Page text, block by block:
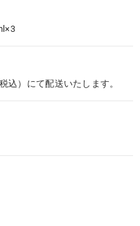
込）にて配送いたします。